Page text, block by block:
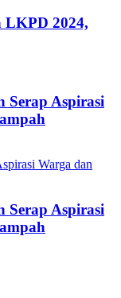
LKPD 2024,
Serap Aspirasi
Serap Aspirasi